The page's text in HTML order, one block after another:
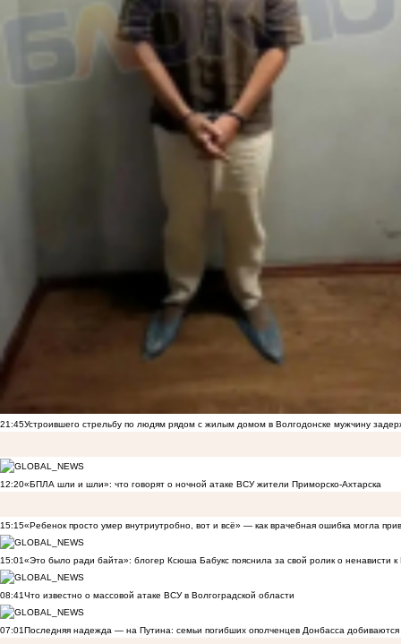
21:45Устроившего стрельбу по людям рядом с жилым домом в Волгодонске мужчину
12:20«БПЛА шли и шли»: что говорят о ночной атаке ВСУ жители Приморско-Ахтарска
15:15«Ребенок просто умер внутриутробно, вот и всё» — как врачебная ошибка могла
15:01«Это было ради байта»: блогер Ксюша Бабукс пояснила за свой ролик о ненависти
08:41Что известно о массовой атаке ВСУ в Волгоградской области
07:01Последняя надежда — на Путина: семьи погибших ополченцев Донбасса добиваются